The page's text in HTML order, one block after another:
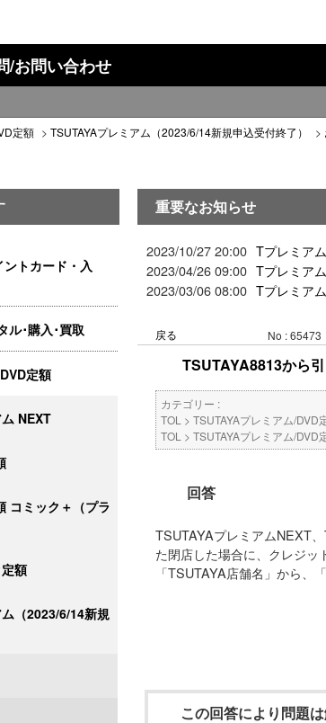
/お問い合わせ
定額 > TSUTAYAプレミアム（2023/6/14新規申込受付終了） >
トカード・入
ル･購入･買取
定額
NEXT
コミック＋（プラ
額
（2023/6/14新規
重要なお知らせ
2023/10/27 20:00 Tプレミア
2023/04/26 09:00 Tプレミア
2023/03/06 08:00 Tプレミア
戻る No : 65473
TSUTAYA8813から
カテゴリー :
TOL > TSUTAYAプレミアム/DVD
TOL > TSUTAYAプレミアム/DVD
回答
TSUTAYAプレミアムNEXT
た閉店した場合に、クレジ
「TSUTAYA店舗名」から、
この回答により問題